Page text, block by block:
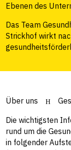
Ebenen des
Das Team
Strickhof wirkt
Über uns
Die wichtigsten
rund um die
in folgender